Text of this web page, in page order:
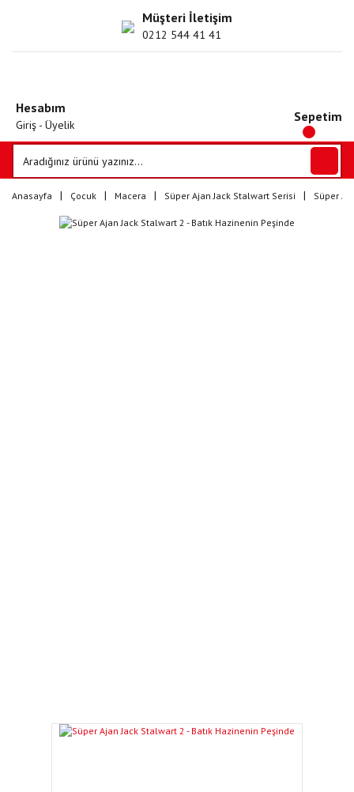
Müşteri İletişim
0212 544 41 41
Hesabım
Giriş - Üyelik
Sepetim
Anasayfa Çocuk Macera Süper Ajan Jack Stalwart Serisi Süper